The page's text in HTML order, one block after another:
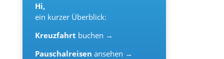
Hi,
ein kurzer Überblick:
Kreuzfahrt buchen →
Pauschalreisen ansehen →